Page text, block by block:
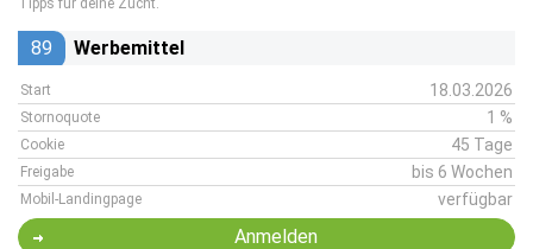
Tipps für deine Zucht.
89 Werbemittel
Start 18.03.2026
Stornoquote 1 %
Cookie 45 Tage
Freigabe bis 6 Wochen
Mobil-Landingpage verfügbar
Anmelden